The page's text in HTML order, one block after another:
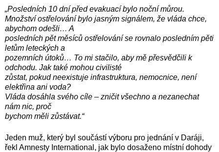
„Posledních 10 dní před evakuací bylo noční můrou.
Množství ostřelování bylo jasným signálem, že vláda chce,
abychom odešli… A
posledních pět měsíců ostřelování se rovnalo posledním pěti
letům leteckých a
pozemních útoků… To mi stačilo, aby mě přesvědčili k
odchodu. Jak také mohou civilisté
zůstat, pokud neexistuje infrastruktura, nemocnice, není
elektřina ani voda?
Vláda dosáhla svého cíle – zničit všechno a nezanechat
nám nic, proč
bychom měli zůstávat.“
Jeden muž, který byl součástí výboru pro jednání v Daráji,
řekl Amnesty International, jak bylo dosaženo místní dohody